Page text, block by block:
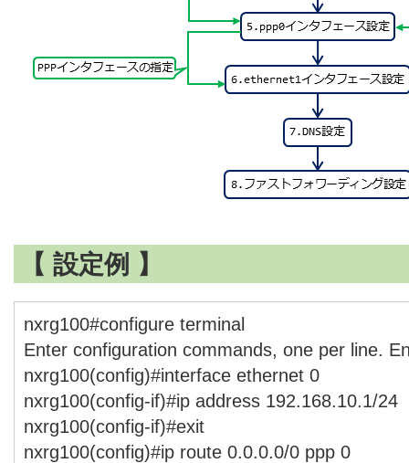
【 設定例 】
nxrg100#configure terminal
Enter configuration commands, one per line.
nxrg100(config)#interface ethernet 0
nxrg100(config-if)#ip address 192.168.10.1/24
nxrg100(config-if)#exit
nxrg100(config)#ip route 0.0.0.0/0 ppp 0